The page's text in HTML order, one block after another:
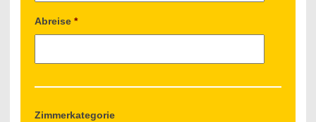
Abreise *
Zimmerkategorie